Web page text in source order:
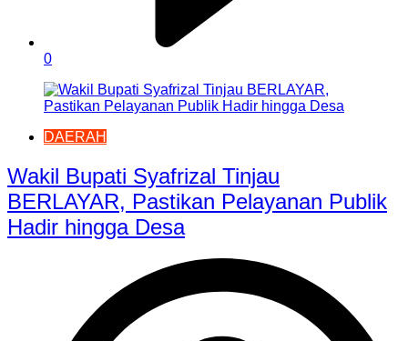
0
DAERAH
Wakil Bupati Syafrizal Tinjau
BERLAYAR, Pastikan Pelayanan Publik
Hadir hingga Desa